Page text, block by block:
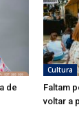
de
Cultura
Faltam
voltar a